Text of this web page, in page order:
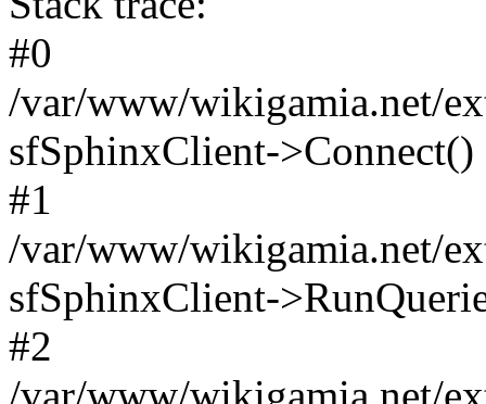
#0
/var/www/wikigamia.net/
sfSphinxClient->Connect()
#1
/var/www/wikigamia.net/
sfSphinxClient-
#2
/var/www/wikigamia.net/